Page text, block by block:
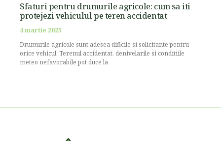
Sfaturi pentru drumurile agricole: cum sa iti
protejezi vehiculul pe teren accidentat
4 martie 2025
Drumurile agricole sunt adesea dificile si solicitante pentru
orice vehicul. Terenul accidentat, denivelarile si conditiile
meteo nefavorabile pot duce la